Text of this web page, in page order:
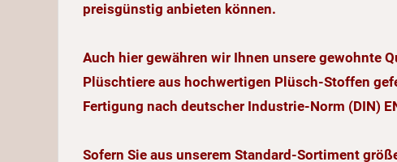
preisgünstig anbieten können.
Auch hier gewähren wir Ihnen unsere gewohnte
Plüschtiere aus hochwertigen Plüsch-Stoffen
Fertigung nach deutscher Industrie-Norm (DIN)
Sofern Sie aus unserem Standard-Sortiment